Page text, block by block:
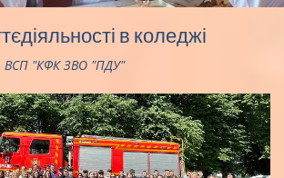
в коледжі
ВСП "КФК ЗВО "ПДУ"